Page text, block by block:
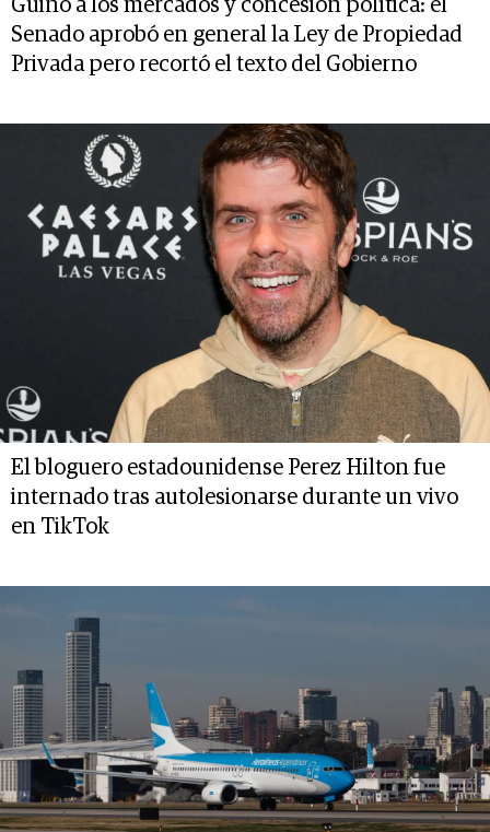
Guiño a los mercados y concesión política: el
Senado aprobó en general la Ley de Propiedad
Privada pero recortó el texto del Gobierno
El bloguero estadounidense Perez Hilton fue
internado tras autolesionarse durante un vivo
en TikTok